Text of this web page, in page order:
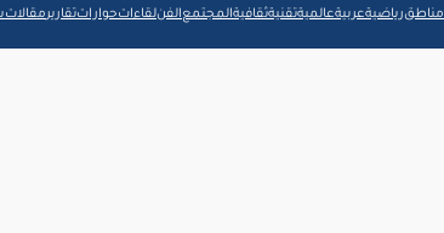
مناطقرياضيةعربيةعالميةتقنيةثقافيةالمجتمعالفنلقاءاتحواراتتقاريرمقالات